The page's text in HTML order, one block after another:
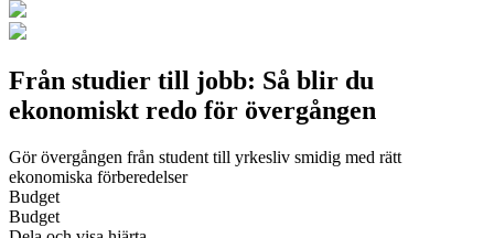
Från studier till jobb: Så blir du
ekonomiskt redo för övergången
Gör övergången från student till yrkesliv smidig med rätt
ekonomiska förberedelser
Budget
Budget